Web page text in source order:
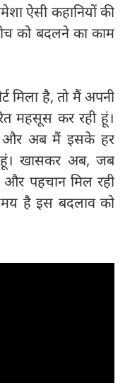
ऐसी कहानियों की
को बदलने का काम
मिला है, तो मैं अपनी
महसूस कर रही हूं।
और अब मैं इसके हर
हूं। खासकर अब, जब
और पहचान मिल रही
है इस बदलाव को